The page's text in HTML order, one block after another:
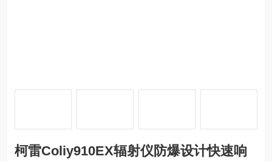
柯雷Coliy910EX辐射仪防爆设计快速响